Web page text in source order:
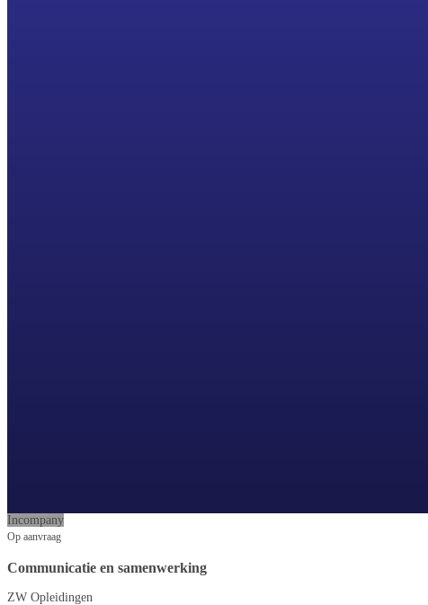
Incompany
Op aanvraag
Communicatie en samenwerking
ZW Opleidingen